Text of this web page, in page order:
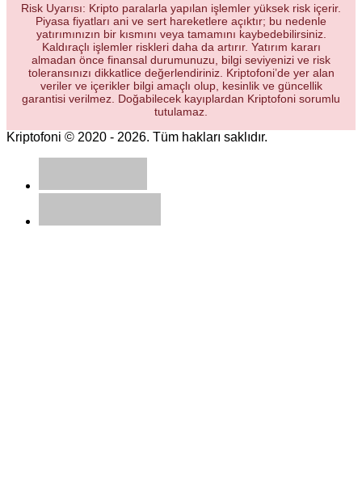
Risk Uyarısı: Kripto paralarla yapılan işlemler yüksek risk içerir.
Piyasa fiyatları ani ve sert hareketlere açıktır; bu nedenle
yatırımınızın bir kısmını veya tamamını kaybedebilirsiniz.
Kaldıraçlı işlemler riskleri daha da artırır. Yatırım kararı
almadan önce finansal durumunuzu, bilgi seviyenizi ve risk
toleransınızı dikkatlice değerlendiriniz. Kriptofoni’de yer alan
veriler ve içerikler bilgi amaçlı olup, kesinlik ve güncellik
garantisi verilmez. Doğabilecek kayıplardan Kriptofoni sorumlu
tutulamaz.
Kriptofoni © 2020 - 2026. Tüm hakları saklıdır.